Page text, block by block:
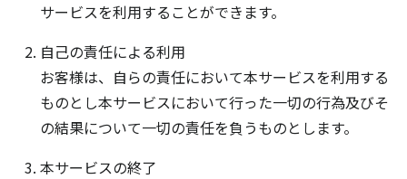
サービスを利用することができます。
自己の責任による利用
お客様は、自らの責任において本サービスを利用する
ものとし本サービスにおいて行った一切の行為及びそ
の結果について一切の責任を負うものとします。
本サービスの終了